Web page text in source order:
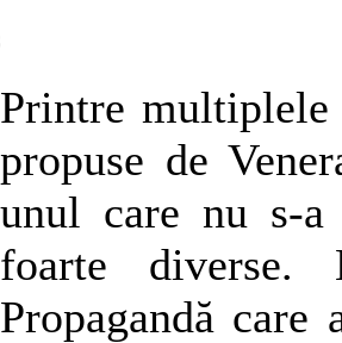
Printre
propuse de
unul care nu s-
foarte
Propagandă